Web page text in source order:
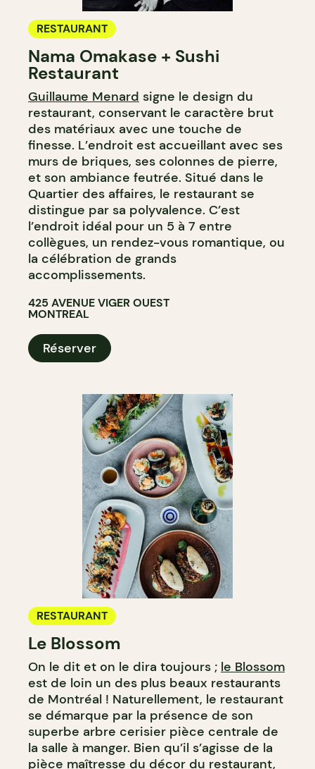
RESTAURANT
Nama Omakase + Sushi
Restaurant
Guillaume Menard signe le design du
restaurant, conservant le caractère brut
des matériaux avec une touche de
finesse. L’endroit est accueillant avec ses
murs de briques, ses colonnes de pierre,
et son ambiance feutrée. Situé dans le
Quartier des affaires, le restaurant se
distingue par sa polyvalence. C’est
l’endroit idéal pour un 5 à 7 entre
collègues, un rendez-vous romantique, ou
la célébration de grands
accomplissements.
425 AVENUE VIGER OUEST
MONTREAL
Réserver
RESTAURANT
Le Blossom
On le dit et on le dira toujours ; le Blossom
est de loin un des plus beaux restaurants
de Montréal ! Naturellement, le restaurant
se démarque par la présence de son
superbe arbre cerisier pièce centrale de
la salle à manger. Bien qu’il s’agisse de la
pièce maîtresse du décor du restaurant,